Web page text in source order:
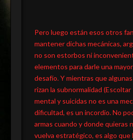
Pero luego están esos otros
mantener dichas mecánicas,
no son estorbos ni
elementos para darle una
desafío. Y mientras que
rizan la subnormalidad
mental y suicidas no es una
dificultad, es un incordio. No
armas cuando y donde quieras
vuelva estratégico, es algo que